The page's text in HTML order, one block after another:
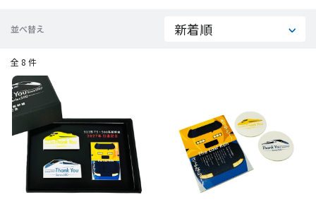
並べ替え
全 8 件